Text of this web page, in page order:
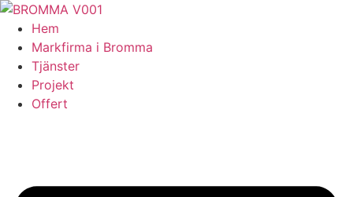
Skip
content
Hem
Markfirma i Bromma
Tjänster
Projekt
Offert